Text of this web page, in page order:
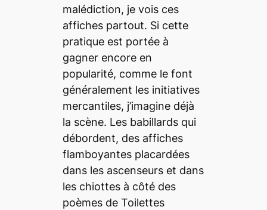
malédiction, je vois ces
affiches partout. Si cette
pratique est portée à
gagner encore en
popularité, comme le font
généralement les initiatives
mercantiles, j’imagine déjà
la scène. Les babillards qui
débordent, des affiches
flamboyantes placardées
dans les ascenseurs et dans
les chiottes à côté des
poèmes de Toilettes